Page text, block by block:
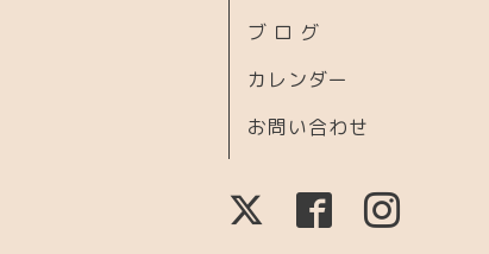
ブ ロ グ
カレンダー
お問い合わせ